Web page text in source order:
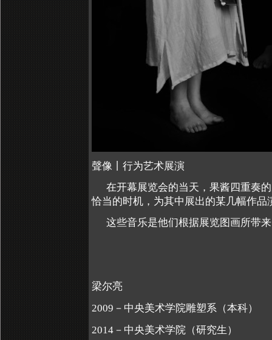
聲像丨行为艺术展演
在开幕展览会的当天，果酱四重奏
恰当的时机，为其中展出的某几幅作品
这些音乐是他们根据展览图画所带
梁尔亮
2009 －中央美术学院雕塑系（本科）
2014 －中央美术学院（研究生）